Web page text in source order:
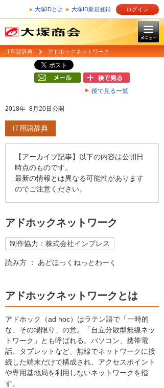
大塚IDとは 大塚ID新規登録 ログイン
IT用語辞典 アドホックネットワーク
後で見る一覧
2018年 8月20日公開
IT用語辞典
【アーカイブ記事】以下の内容は公開日
時点のものです。
最新の情報とは異なる可能性があります
のでご注意ください。
アドホックネットワーク
制作協力：株式会社インプレス
読み方 ： あどほっくねっとわーく
アドホックネットワークとは
アドホック（ad hoc）はラテン語で「一時的
な、その場限り」の意。「自立分散型無線ネッ
トワーク」とも呼ばれる。パソコン、携帯電
話、タブレットなど、無線でネットワークに接
続した端末だけで構成され、アクセスポイント
や専用基地局を利用しないネットワークを指
す。